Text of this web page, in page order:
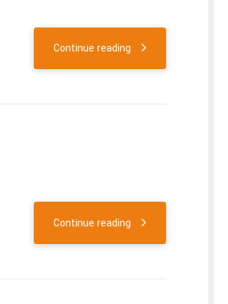
Continue reading
Continue reading